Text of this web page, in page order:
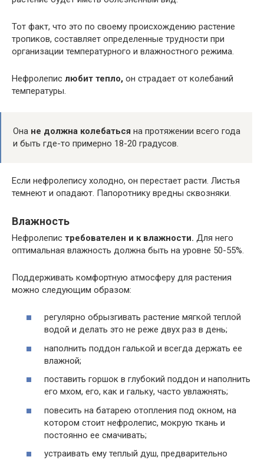
Тот факт, что это по своему происхождению растение
тропиков, составляет определенные трудности при
организации температурного и влажностного режима.
Нефролепис любит тепло, он страдает от колебаний
температуры.
Она не должна колебаться на протяжении всего года
и быть где-то примерно 18-20 градусов.
Если нефролепису холодно, он перестает расти. Листья
темнеют и опадают. Папоротнику вредны сквозняки.
Влажность
Нефролепис требователен и к влажности. Для него
оптимальная влажность должна быть на уровне 50-55%.
Поддерживать комфортную атмосферу для растения
можно следующим образом:
регулярно обрызгивать растение мягкой теплой
водой и делать это не реже двух раз в день;
наполнить поддон галькой и всегда держать ее
влажной;
поставить горшок в глубокий поддон и наполнить
его мхом, его, как и гальку, часто увлажнять;
повесить на батарею отопления под окном, на
котором стоит нефролепис, мокрую ткань и
постоянно ее смачивать;
устраивать ему теплый душ, предварительно